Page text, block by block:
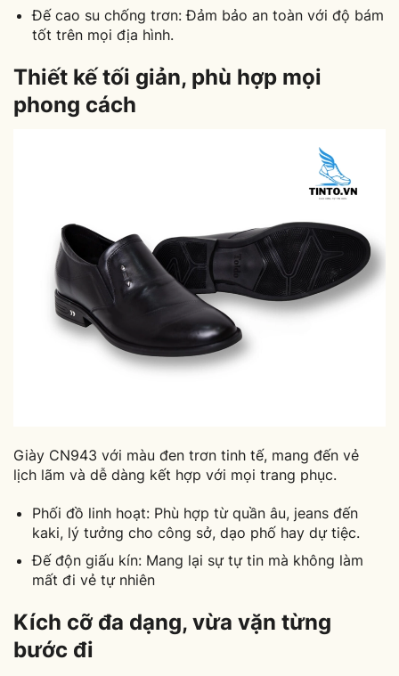
Đế cao su chống trơn: Đảm bảo an toàn với độ bám
tốt trên mọi địa hình.
Thiết kế tối giản, phù hợp mọi
phong cách
Giày CN943 với màu đen trơn tinh tế, mang đến vẻ
lịch lãm và dễ dàng kết hợp với mọi trang phục.
Phối đồ linh hoạt: Phù hợp từ quần âu, jeans đến
kaki, lý tưởng cho công sở, dạo phố hay dự tiệc.
Đế độn giấu kín: Mang lại sự tự tin mà không làm
mất đi vẻ tự nhiên
Kích cỡ đa dạng, vừa vặn từng
bước đi